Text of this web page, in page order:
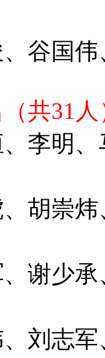
谷国
共31
李明
胡崇
谢少
刘志